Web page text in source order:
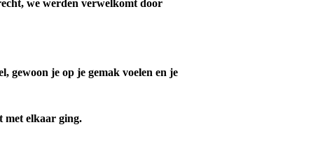
we werden verwelkomt door
gewoon je op je gemak voelen en je
met elkaar ging.